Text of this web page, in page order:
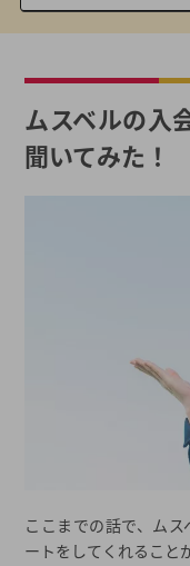
ムスベルの入
聞いてみた！
ここまでの話で、ム
ートをしてくれること